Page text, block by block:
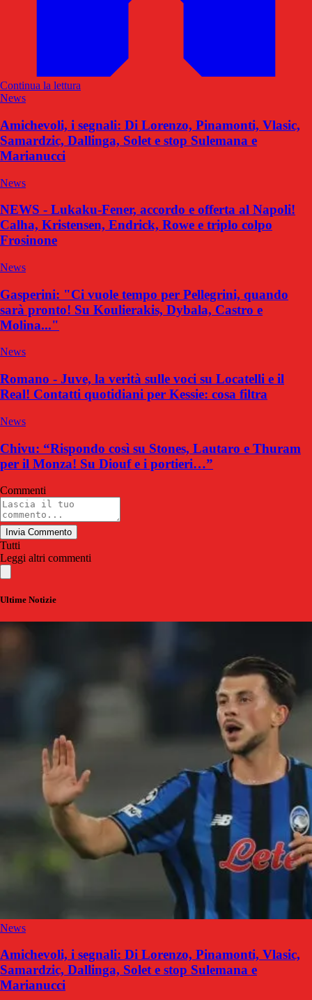
Continua la lettura
News
Amichevoli, i segnali: Di Lorenzo, Pinamonti, Vlasic,
Samardzic, Dallinga, Solet e stop Sulemana e
Marianucci
News
NEWS - Lukaku-Fener, accordo e offerta al Napoli!
Calha, Kristensen, Endrick, Rowe e triplo colpo
Frosinone
News
Gasperini: "Ci vuole tempo per Pellegrini, quando
sarà pronto! Su Koulierakis, Dybala, Castro e
Molina..."
News
Romano - Juve, la verità sulle voci su Locatelli e il
Real! Contatti quotidiani per Kessie: cosa filtra
News
Chivu: “Rispondo così su Stones, Lautaro e Thuram
per il Monza! Su Diouf e i portieri…”
Commenti
Invia Commento
Tutti
Leggi altri commenti
Ultime Notizie
News
Amichevoli, i segnali: Di Lorenzo, Pinamonti, Vlasic,
Samardzic, Dallinga, Solet e stop Sulemana e
Marianucci